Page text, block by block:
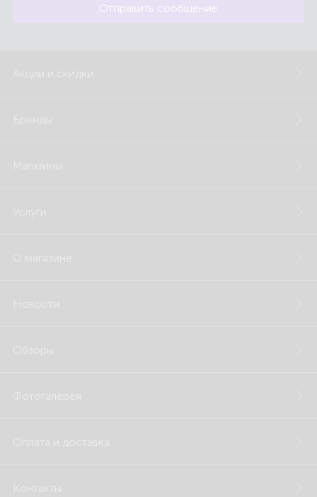
Отправить сообщение
Акции и скидки
Бренды
Магазины
Услуги
О магазине
Новости
Обзоры
Фотогалерея
Оплата и доставка
Контакты